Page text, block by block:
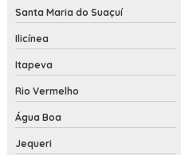
Santa Maria do Suaçuí
Ilicínea
Itapeva
Rio Vermelho
Água Boa
Jequeri